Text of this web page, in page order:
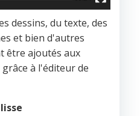
dessins, du texte, des
et bien d'autres
être ajoutés aux
grâce à l'éditeur de
lisse